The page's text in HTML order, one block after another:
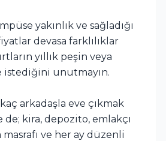
yakınlık ve sağladığı
devasa farklılıklar
yıllık peşin veya
istediğini unutmayın.
arkadaşla eve çıkmak
de; kira, depozito, emlakçı
masrafı ve her ay düzenli